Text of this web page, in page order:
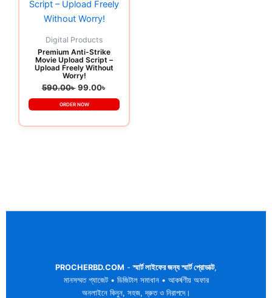
Digital Products
Premium Anti-Strike
Movie Upload Script –
Upload Freely Without
Worry!
590.00৳ 99.00৳
ORDER NOW
PROCHERBD.COM -স্মার্ট লাইফের জন্য স্মার্ট প্রোডাক্ট,
মানসম্মত গ্যাজেট • ডিজিটাল সমাধান • আকর্ষণীয় অফার
অনলাইনে কিনুন, সহজ, দ্রুত ও নিরাপদে।